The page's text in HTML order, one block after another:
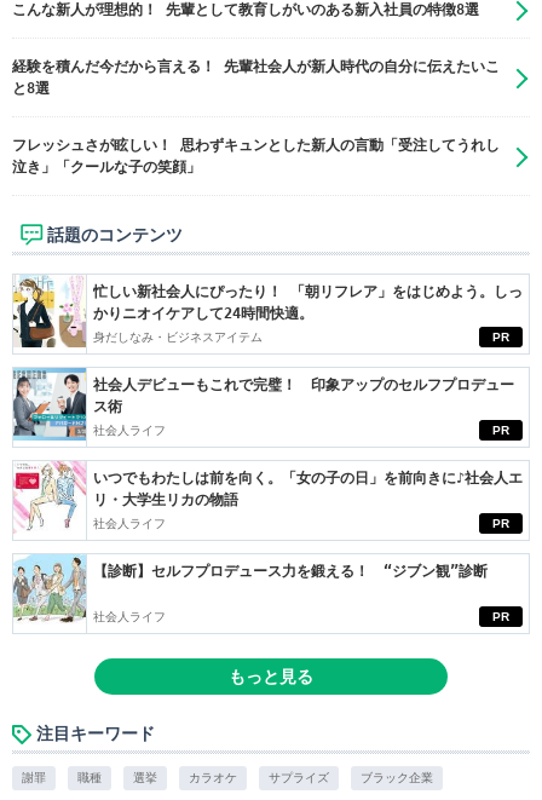
こんな新人が理想的！ 先輩として教育しがいのある新入社員の特徴8選
経験を積んだ今だから言える！ 先輩社会人が新人時代の自分に伝えたいこ
と8選
フレッシュさが眩しい！ 思わずキュンとした新人の言動「受注してうれし
泣き」「クールな子の笑顔」
話題のコンテンツ
PR
忙しい新社会人にぴったり！ 「朝リフレア」をはじめよう。しっ
かりニオイケアして24時間快適。
身だしなみ・ビジネスアイテム
PR
社会人デビューもこれで完璧！ 印象アップのセルフプロデュー
ス術
社会人ライフ
PR
いつでもわたしは前を向く。「女の子の日」を前向きに♪社会人エ
リ・大学生リカの物語
社会人ライフ
PR
【診断】セルフプロデュース力を鍛える！ “ジブン観”診断
社会人ライフ
もっと見る
注目キーワード
謝罪 職種 選挙 カラオケ サプライズ ブラック企業